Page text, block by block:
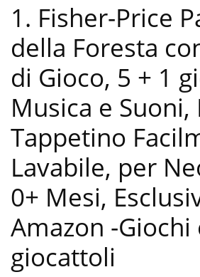
1. Fisher-Price
della Foresta
di Gioco, 5 + 1
Musica e
Tappetino
Lavabile, per
0+ Mesi,
Amazon -Giochi
giocattoli